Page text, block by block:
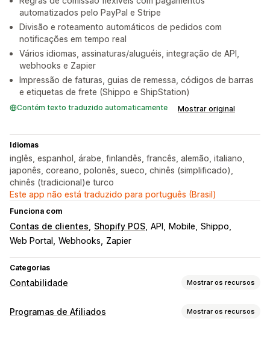
automatizados pelo PayPal e Stripe
Divisão e roteamento automáticos de pedidos com
notificações em tempo real
Vários idiomas, assinaturas/aluguéis, integração de API,
webhooks e Zapier
Impressão de faturas, guias de remessa, códigos de barras
e etiquetas de frete (Shippo e ShipStation)
Contém texto traduzido automaticamente Mostrar original
Idiomas
inglês, espanhol, árabe, finlandês, francês, alemão, italiano,
japonês, coreano, polonês, sueco, chinês (simplificado),
chinês (tradicional)e turco
Este app não está traduzido para português (Brasil)
Funciona com
Contas de clientes Shopify POS API Mobile Shippo
Web Portal
Webhooks Zapier
Categorias
Contabilidade Mostrar os recursos
Relatórios financeiros
Programas de Afiliados Mostrar os recursos